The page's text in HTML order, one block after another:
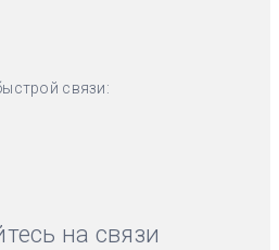
связи:
на связи